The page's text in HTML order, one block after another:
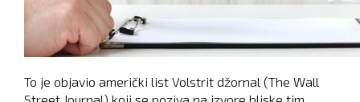
To je objavio američki list Volstrit džornal (The Wall